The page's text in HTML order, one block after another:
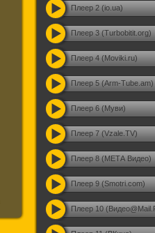
Плеер 2 (io.ua)
Плеер 3 (Turbobitit.org)
Плеер 4 (Moviki.ru)
Плеер 5 (Arm-Tube.am)
Плеер 6 (Муви)
Плеер 7 (Vzale.TV)
Плеер 8 (МЕТА Видео)
Плеер 9 (Smotri.com)
Плеер 10